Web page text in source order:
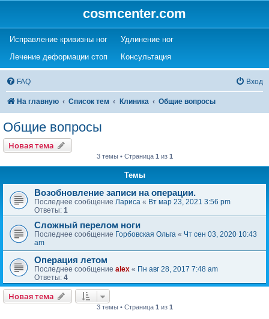
cosmcenter.com
Исправление кривизны ног(Opens a new tab)
Удлинение ног(Opens a new tab)
Лечение деформации стоп(Opens a new tab)
Консультация(Opens a new tab)
FAQ Вход
На главную Список тем Клиника Общие вопросы
Общие вопросы
Новая тема
3 темы • Страница 1 из 1
Темы
Возобновление записи на операции.
Последнее сообщение Лариса « Вт мар 23, 2021 3:56 pm
Ответы: 1
Сложный перелом ноги
Последнее сообщение Горбовская Ольга « Чт сен 03, 2020 10:43
am
Операция летом
Последнее сообщение alex « Пн авг 28, 2017 7:48 am
Ответы: 4
Новая тема
3 темы • Страница 1 из 1